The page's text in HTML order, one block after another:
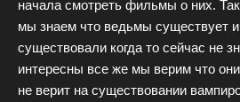
начала смотреть фильмы о них.
мы знаем что ведьмы существует
существовали когда то сейчас не
интересны все же мы верим что
не верит на существовании